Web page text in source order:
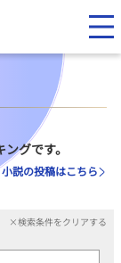
グです。
小説の投稿はこちら
×検索条件をクリアする